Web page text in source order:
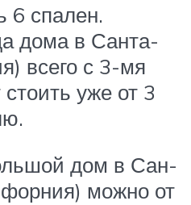
6 спален.
дома в Санта-
всего с 3-мя
уже от 3
дом в Сан-
можно от